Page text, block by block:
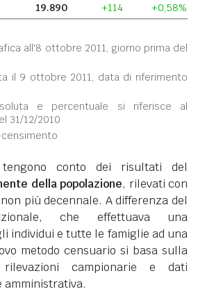
19.890 +114 +0,58%
all'8 ottobre 2011, giorno prima del
il 9 ottobre 2011, data di riferimento
e percentuale si riferisce al
31/12/2010
conto dei risultati del
della popolazione, rilevati con
più decennale. A differenza del
che effettuava una
individui e tutte le famiglie ad una
metodo censuario si basa sulla
campionarie e dati
amministrativa.